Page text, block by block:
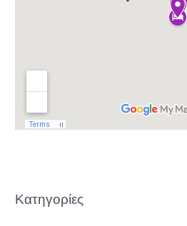
Kατηγορίες